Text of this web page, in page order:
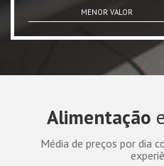
MENOR VALOR
Alimentação
Média de preços por dia